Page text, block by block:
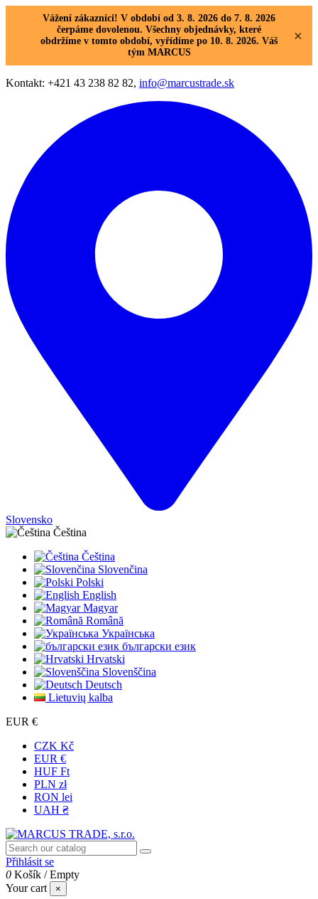
Vážení zákazníci! V období od 3. 8. 2026 do 7. 8. 2026
čerpáme dovolenou. Všechny objednávky, které
obdržíme v tomto období, vyřídíme po 10. 8. 2026. Váš
tým MARCUS
×
Kontakt: +421 43 238 82 82, info@marcustrade.sk
Slovensko
Čeština
Čeština
Slovenčina
Polski
English
Magyar
Română
Українська
български език
Hrvatski
Slovenščina
Deutsch
Lietuvių kalba
EUR €
CZK Kč
EUR €
HUF Ft
PLN zł
RON lei
UAH ₴
Přihlásit se
0 Košík /Empty
Your cart
×